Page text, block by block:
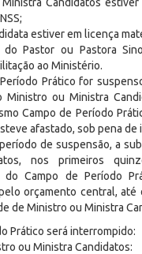
estiver em licença
Pastor ou Pastora
ao Ministério.
Prático for
Ministro ou Ministra
Campo de Período
afastado, sob pena de
de suspensão, a
nos primeiros
do Campo de Período
orçamento central, até
de Ministro ou Ministra
Prático será interrompido:
ou Ministra Candidatos: